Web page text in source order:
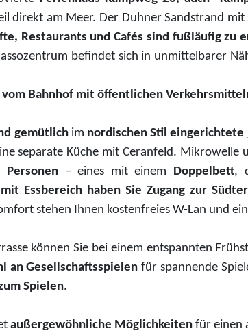
direkt am Meer. Der Duhner Sandstrand
Restaurants und Cafés sind fußläufig zu
befindet sich in unmittelbarer
Bahnhof mit öffentlichen
gemütlich im nordischen Stil eingerichtete
separate Küche mit Ceranfeld. Mikrowelle
– eines mit einem Doppelbett,
Essbereich haben Sie Zugang zur
stehen Ihnen kostenfreies W-Lan und
können Sie bei einem entspannten
an Gesellschaftsspielenfür spannende
Spielen.
außergewöhnliche Möglichkeitenfür einen